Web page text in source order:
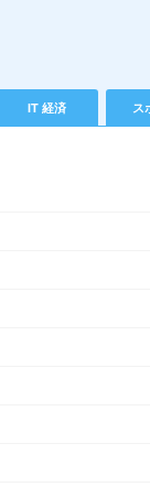
IT 経済 ス